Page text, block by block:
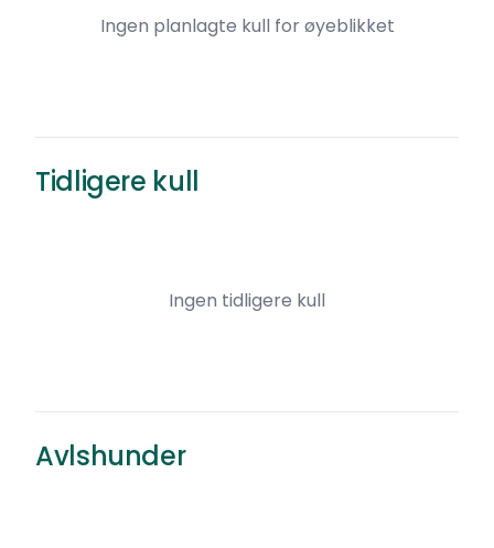
Ingen planlagte kull for øyeblikket
Tidligere kull
Ingen tidligere kull
Avlshunder